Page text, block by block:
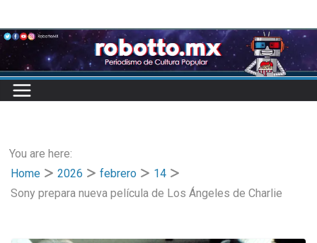
to
content
You are here:
Home
2026 febrero
14
Sony prepara nueva película de Los Ángeles de Charlie